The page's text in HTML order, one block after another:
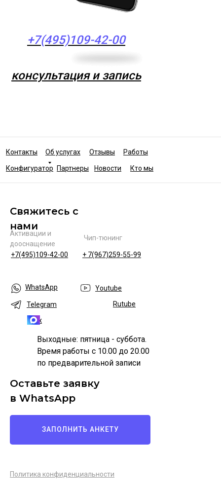
Кто мы
Конфигуратор
Отзывы
Об услугах
+7(495)109-42-00
консультация и запись
Работы
Партнеры Новости
Контакты
Чип-тюнинг
+ 7(967)259-55-99
Политика конфиденциальности
Активации и
дооснащение
Оставьте заявку
в WhatsApp
Свяжитесь с
нами
ЗАПОЛНИТЬ АНКЕТУ
WhatsApp
Telegram
Max
+7(495)109-42-00
Youtube
Rutube
Выходные: пятница - суббота.
Время работы с 10.00 до 20.00
по предварительной записи